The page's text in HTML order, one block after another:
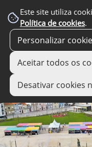
Este site utiliza
Política de cookies.
Personalizar
Aceitar todos os
Desativar cookies